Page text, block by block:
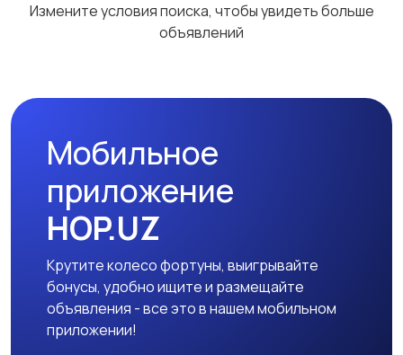
Измените условия поиска, чтобы увидеть больше
объявлений
Мобильное
приложение
HOP.UZ
Крутите колесо фортуны, выигрывайте
бонусы, удобно ищите и размещайте
объявления - все это в нашем мобильном
приложении!